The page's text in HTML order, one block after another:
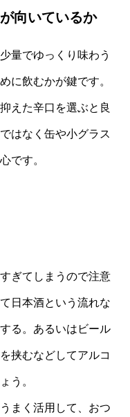
向いているか
量でゆっくり味わう
に飲むかが鍵です。
えた辛口を選ぶと良
はなく缶や小グラス
です。
ぎてしまうので注意
日本酒という流れな
る。あるいはビール
挟むなどしてアルコ
う。
まく活用して、おつ